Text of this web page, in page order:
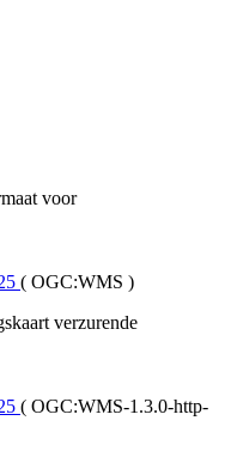
voor
( OGC:WMS )
verzurende
( OGC:WMS-1.3.0-http-